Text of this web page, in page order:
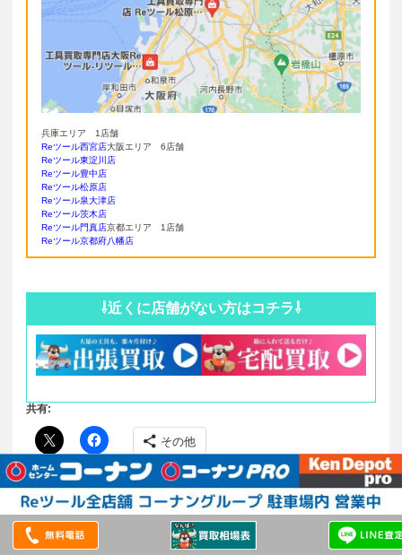
兵庫エリア 1店舗
Reツール西宮店大阪エリア 6店舗
Reツール東淀川店
Reツール豊中店
Reツール松原店
Reツール泉大津店
Reツール茨木店
Reツール門真店京都エリア 1店舗
Reツール京都府八幡店
⇩近くに店舗がない方はコチラ⇩
共有:
その他